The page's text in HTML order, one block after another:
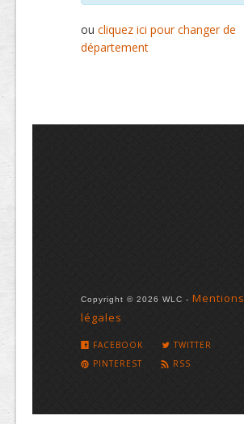
ou cliquez ici pour changer de
département
Copyright © 2026 WLC - Mentions
légales
FACEBOOK
TWITTER
PINTEREST
RSS